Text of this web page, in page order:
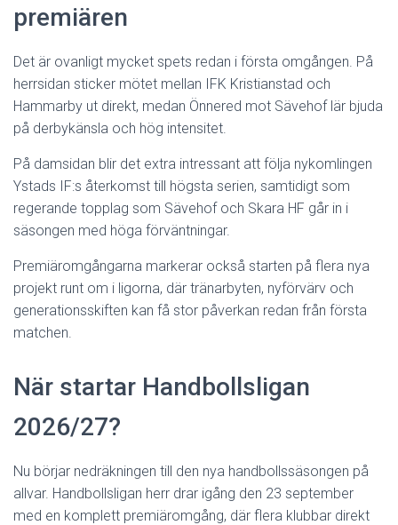
premiären
Det är ovanligt mycket spets redan i första omgången. På
herrsidan sticker mötet mellan IFK Kristianstad och
Hammarby ut direkt, medan Önnered mot Sävehof lär bjuda
på derbykänsla och hög intensitet.
På damsidan blir det extra intressant att följa nykomlingen
Ystads IF:s återkomst till högsta serien, samtidigt som
regerande topplag som Sävehof och Skara HF går in i
säsongen med höga förväntningar.
Premiäromgångarna markerar också starten på flera nya
projekt runt om i ligorna, där tränarbyten, nyförvärv och
generationsskiften kan få stor påverkan redan från första
matchen.
När startar Handbollsligan
2026/27?
Nu börjar nedräkningen till den nya handbollssäsongen på
allvar. Handbollsligan herr drar igång den 23 september
med en komplett premiäromgång, där flera klubbar direkt